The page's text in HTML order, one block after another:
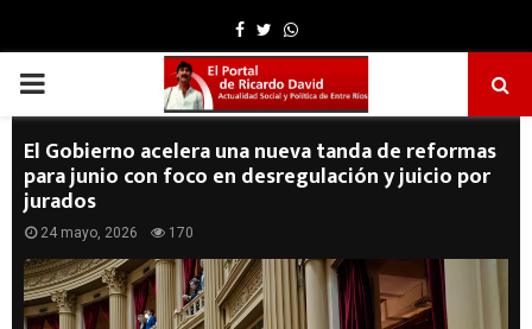
Facebook
TwitterWhatsapp
PRIMARY
MENU
El Gobierno acelera una nueva tanda de reformas
para junio con foco en desregulación y juicio por
jurados
24 mayo, 2026 170